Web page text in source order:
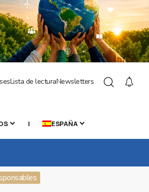
Lista de lecturaNewsletters
| ESPAÑA